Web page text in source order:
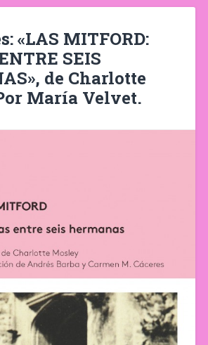
«LAS MITFORD:
SEIS
de Charlotte
María Velvet.